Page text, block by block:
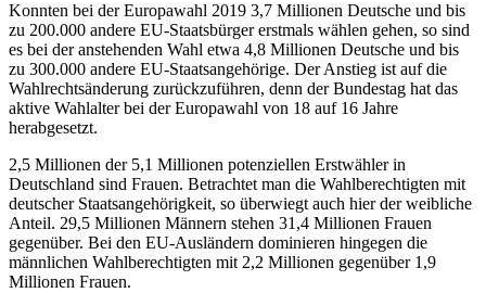
Konnten bei der Europawahl 2019 3,7 Millionen Deutsche und bis
zu 200.000 andere EU-Staatsbürger erstmals wählen gehen, so sind
es bei der anstehenden Wahl etwa 4,8 Millionen Deutsche und bis
zu 300.000 andere EU-Staatsangehörige. Der Anstieg ist auf die
Wahlrechtsänderung zurückzuführen, denn der Bundestag hat das
aktive Wahlalter bei der Europawahl von 18 auf 16 Jahre
herabgesetzt.
2,5 Millionen der 5,1 Millionen potenziellen Erstwähler in
Deutschland sind Frauen. Betrachtet man die Wahlberechtigten mit
deutscher Staatsangehörigkeit, so überwiegt auch hier der weibliche
Anteil. 29,5 Millionen Männern stehen 31,4 Millionen Frauen
gegenüber. Bei den EU-Ausländern dominieren hingegen die
männlichen Wahlberechtigten mit 2,2 Millionen gegenüber 1,9
Millionen Frauen.